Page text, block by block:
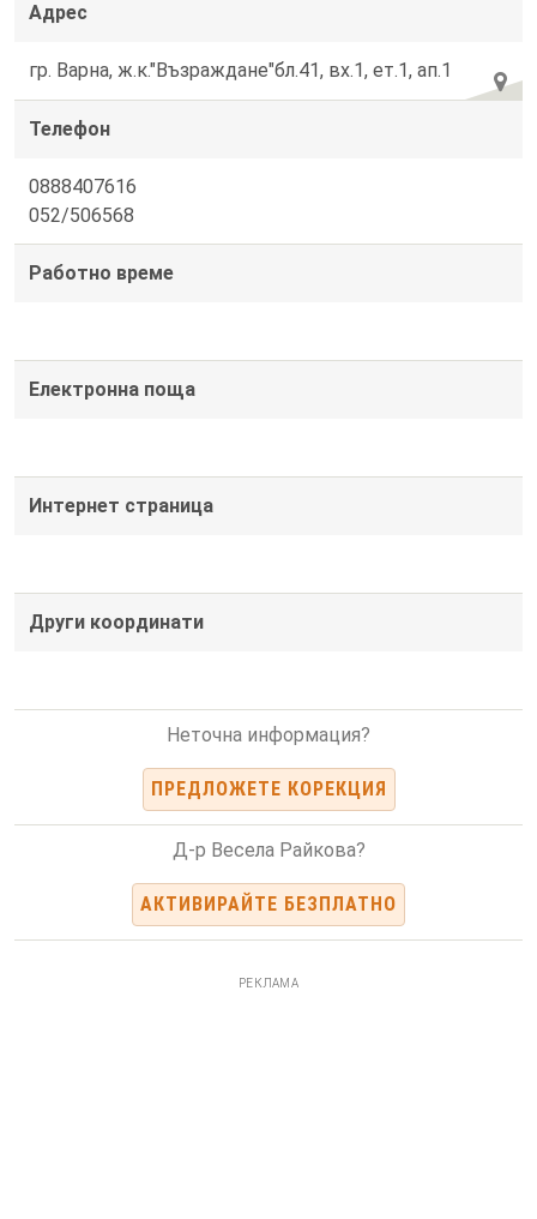
Адрес
гр. Варна, ж.к."Възраждане"бл.41, вх.1, ет.1, ап.1
Телефон
0888407616
052/506568
Работно време
Електронна поща
Интернет страница
Други координати
Неточна информация?
ПРЕДЛОЖЕТЕ КОРЕКЦИЯ
Д-р Весела Райкова?
АКТИВИРАЙТЕ БЕЗПЛАТНО
РЕКЛАМА